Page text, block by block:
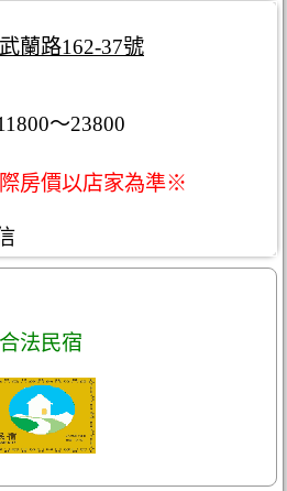
蘭路162-37號
～23800
房價以店家為準※
合法民宿